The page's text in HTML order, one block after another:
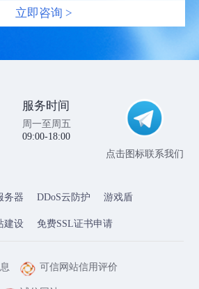
立即咨询 >
服务时间
周一至周五
09:00-18:00
点击图标联系我们
务器 DDoS云防护 游戏盾
建设 免费SSL证书申请
可信网站信用评价